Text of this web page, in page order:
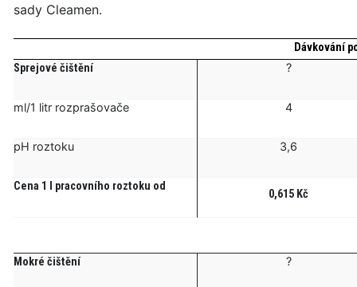
sady Cleamen.
Dávkování
Sprejové čištění
?
ml/1 litr rozprašovače 4
pH roztoku 3,6
Cena 1 l pracovního roztoku od
0,615 Kč
Mokré čištění ?